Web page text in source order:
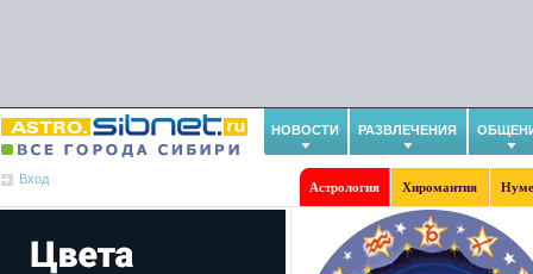
НОВОСТИ РАЗВЛЕЧЕНИЯ
Вход
Астрология Хиромантия